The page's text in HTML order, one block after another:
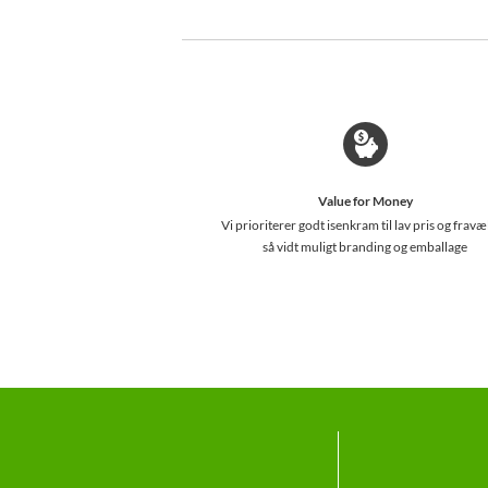
Value for Money
Vi prioriterer godt isenkram til lav pris og
så vidt muligt branding og emballage